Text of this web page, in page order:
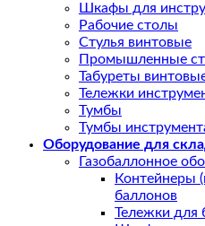
Шкафы для
Рабочие столы
Стулья винтовые
Промышленные
Табуреты
Тележки
Тумбы
Тумбы
Оборудование для
Газобаллонное
Контейнеры
баллонов
Тележки для